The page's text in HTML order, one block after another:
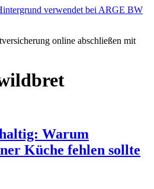
online abschließen mit
Warum
Küche fehlen sollte